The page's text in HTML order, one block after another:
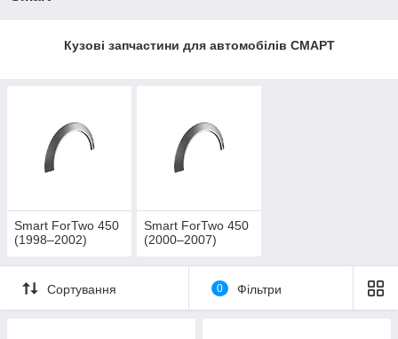
Кузові запчастини для автомобілів СМАРТ
Smart ForTwo 450
(1998–2002)
Smart ForTwo 450
(2000–2007)
Сортування 0 Фільтри